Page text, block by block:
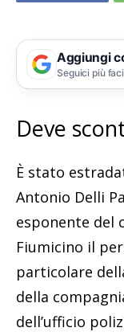
Aggiungi
Seguici più
Deve
È stato
Antonio Delli
esponente del
Fiumicino il
particolare
della
dell’ufficio